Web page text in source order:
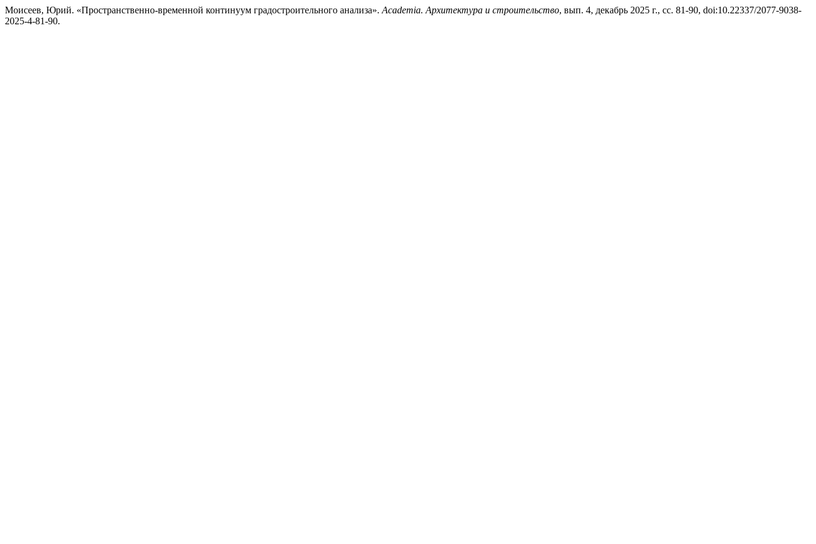
Моисеев, Юрий. «Пространственно-временной континуум градостроительного анализа». Academia. Архитектура и строительство, вып. 4, декабрь 2025 г., сс. 81-90, doi:10.22337/2077-9038-
2025-4-81-90.